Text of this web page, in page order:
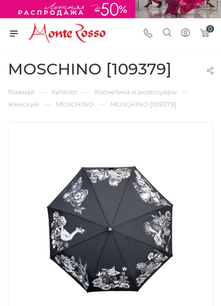
0
MOSCHINO [109379]
Главная — Каталог — Косметика и аксессуары —
Женский — MOSCHINO — MOSCHINO [109379]